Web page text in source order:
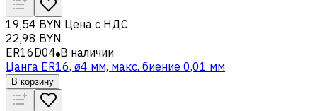
19,54 BYN Цена с НДС
22,98 BYN
ER16D04 В наличии
Цанга ER16, ø4 мм, макс. биение 0,01 мм
В корзину